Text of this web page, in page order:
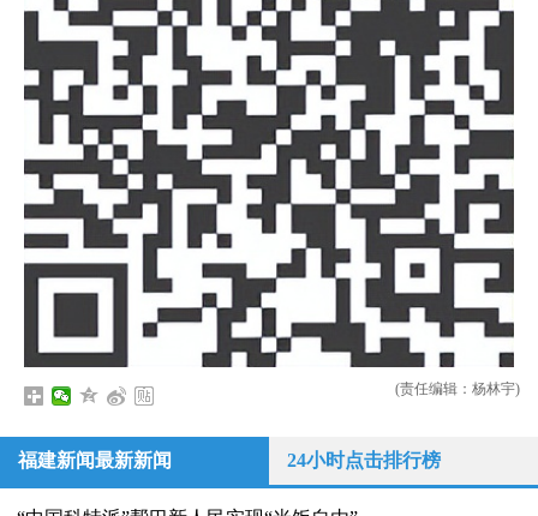
(责任编辑：杨林宇)
福建新闻最新新闻 24小时点击排行榜